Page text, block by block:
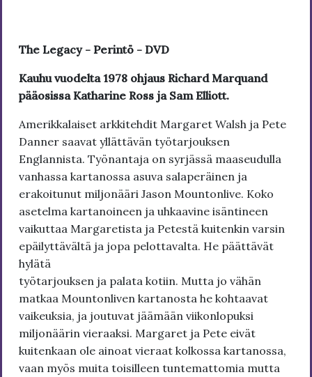
The Legacy - Perintö - DVD
Kauhu vuodelta 1978 ohjaus Richard Marquand
pääosissa Katharine Ross ja Sam Elliott.
Amerikkalaiset arkkitehdit Margaret Walsh ja Pete
Danner saavat yllättävän työtarjouksen
Englannista. Työnantaja on syrjässä maaseudulla
vanhassa kartanossa asuva salaperäinen ja
erakoitunut miljonääri Jason Mountonlive. Koko
asetelma kartanoineen ja uhkaavine isäntineen
vaikuttaa Margaretista ja Petestä kuitenkin varsin
epäilyttävältä ja jopa pelottavalta. He päättävät
hylätä
työtarjouksen ja palata kotiin. Mutta jo vähän
matkaa Mountonliven kartanosta he kohtaavat
vaikeuksia, ja joutuvat jäämään viikonlopuksi
miljonäärin vieraaksi. Margaret ja Pete eivät
kuitenkaan ole ainoat vieraat kolkossa kartanossa,
vaan myös muita toisilleen tuntemattomia mutta